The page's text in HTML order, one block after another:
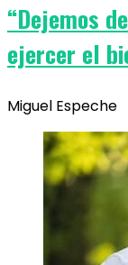
“Dejemos
ejercer el
Miguel Espeche